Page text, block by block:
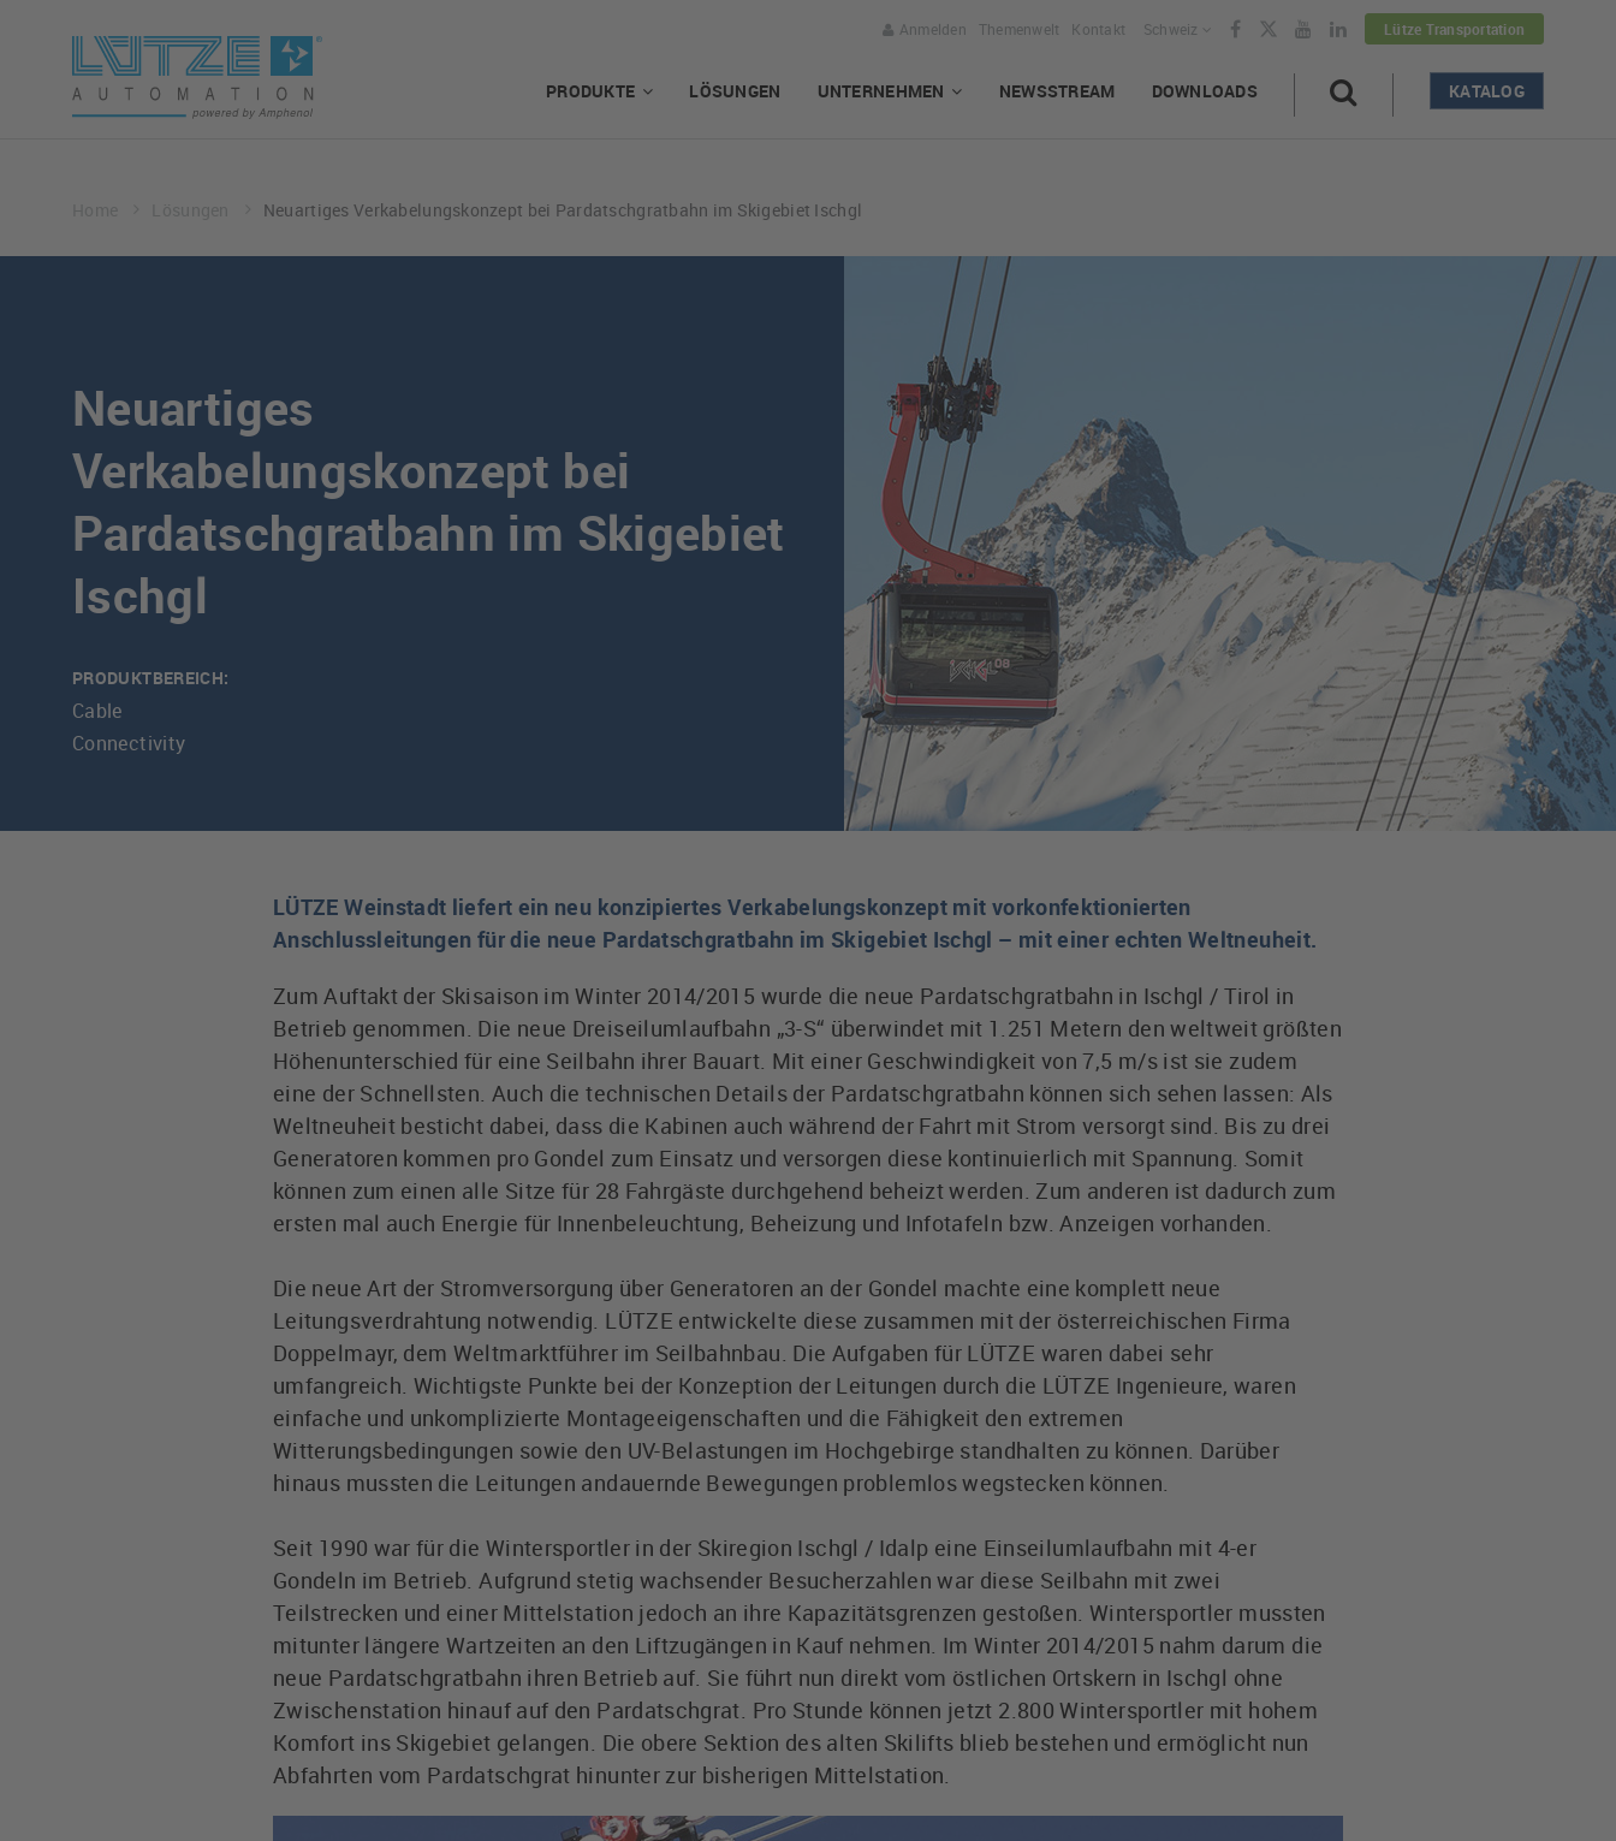
Lütze Transportation
Schweiz
Anmelden Themenwelt Kontakt
PRODUKTE LÖSUNGEN UNTERNEHMEN NEWSSTREAM DOWNLOADS KATALOG
Neuartiges Verkabelungskonzept bei Pardatschgratbahn im Skigebiet Ischgl
Neuartiges
Verkabelungskonzept bei
Pardatschgratbahn im Skigebiet
Ischgl
PRODUKTBEREICH:
Cable
Connectivity
LÜTZE Weinstadt liefert ein neu konzipiertes Verkabelungskonzept mit vorkonfektionierten
Anschlussleitungen für die neue Pardatschgratbahn im Skigebiet Ischgl – mit einer echten Weltneuheit.
Zum Auftakt der Skisaison im Winter 2014/2015 wurde die neue Pardatschgratbahn in Ischgl / Tirol in
Betrieb genommen. Die neue Dreiseilumlaufbahn „3-S“ überwindet mit 1.251 Metern den weltweit größten
Höhenunterschied für eine Seilbahn ihrer Bauart. Mit einer Geschwindigkeit von 7,5 m/s ist sie zudem
eine der Schnellsten. Auch die technischen Details der Pardatschgratbahn können sich sehen lassen: Als
Weltneuheit besticht dabei, dass die Kabinen auch während der Fahrt mit Strom versorgt sind. Bis zu drei
Generatoren kommen pro Gondel zum Einsatz und versorgen diese kontinuierlich mit Spannung. Somit
können zum einen alle Sitze für 28 Fahrgäste durchgehend beheizt werden. Zum anderen ist dadurch zum
ersten mal auch Energie für Innenbeleuchtung, Beheizung und Infotafeln bzw. Anzeigen vorhanden.
Die neue Art der Stromversorgung über Generatoren an der Gondel machte eine komplett neue
Leitungsverdrahtung notwendig. LÜTZE entwickelte diese zusammen mit der österreichischen Firma
Doppelmayr, dem Weltmarktführer im Seilbahnbau. Die Aufgaben für LÜTZE waren dabei sehr
umfangreich. Wichtigste Punkte bei der Konzeption der Leitungen durch die LÜTZE Ingenieure, waren
einfache und unkomplizierte Montageeigenschaften und die Fähigkeit den extremen
Witterungsbedingungen sowie den UV-Belastungen im Hochgebirge standhalten zu können. Darüber
hinaus mussten die Leitungen andauernde Bewegungen problemlos wegstecken können.
Seit 1990 war für die Wintersportler in der Skiregion Ischgl / Idalp eine Einseilumlaufbahn mit 4-er
Gondeln im Betrieb. Aufgrund stetig wachsender Besucherzahlen war diese Seilbahn mit zwei
Teilstrecken und einer Mittelstation jedoch an ihre Kapazitätsgrenzen gestoßen. Wintersportler mussten
mitunter längere Wartzeiten an den Liftzugängen in Kauf nehmen. Im Winter 2014/2015 nahm darum die
neue Pardatschgratbahn ihren Betrieb auf. Sie führt nun direkt vom östlichen Ortskern in Ischgl ohne
Zwischenstation hinauf auf den Pardatschgrat. Pro Stunde können jetzt 2.800 Wintersportler mit hohem
Komfort ins Skigebiet gelangen. Die obere Sektion des alten Skilifts blieb bestehen und ermöglicht nun
Abfahrten vom Pardatschgrat hinunter zur bisherigen Mittelstation.